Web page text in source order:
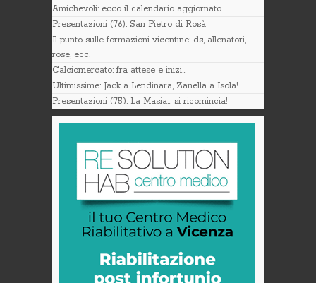
Amichevoli: ecco il calendario aggiornato
Presentazioni (76). San Pietro di Rosà
Il punto sulle formazioni vicentine: ds, allenatori,
rose, ecc.
Calciomercato: fra attese e inizi…
Ultimissime: Jack a Lendinara, Zanella a Isola!
Presentazioni (75): La Masia… si ricomincia!